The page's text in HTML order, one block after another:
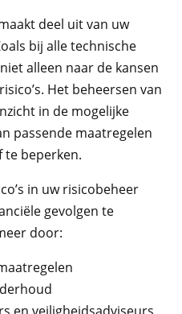
deel uit van uw
bij alle technische
alleen naar de kansen
Het beheersen van
in de mogelijke
passende maatregelen
te beperken.
in uw risicobeheer
gevolgen te
door: